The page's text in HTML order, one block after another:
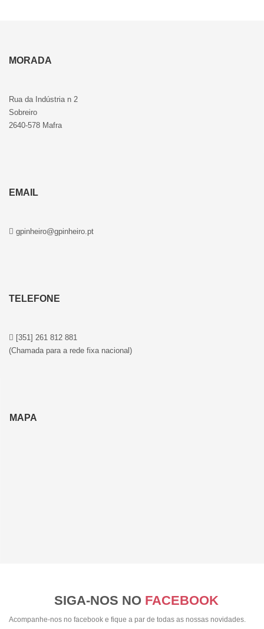
MORADA
Rua da Indústria n 2
Sobreiro
2640-578 Mafra
EMAIL
gpinheiro@gpinheiro.pt
TELEFONE
[351] 261 812 881
(Chamada para a rede fixa nacional)
MAPA
SIGA-NOS NO FACEBOOK
Acompanhe-nos no facebook e fique a par de todas as nossas novidades.